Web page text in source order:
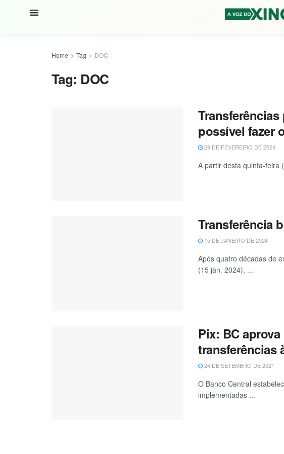
Home Tag DOC
Tag: DOC
possível fazer
29 DE FEVEREIRO DE 2024
A partir desta quinta-feira
Transferência
15 DE JANEIRO DE 2024
Após quatro décadas de
(15 jan. 2024), ...
Pix: BC
transferências
24 DE SETEMBRO DE 2021
O Banco Central
implementadas ...